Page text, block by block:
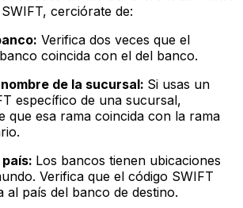
cerciórate de:
Verifica dos veces que el
coincida con el del banco.
de la sucursal: Si usas un
específico de una sucursal,
que esa rama coincida con la rama
Los bancos tienen ubicaciones
Verifica que el código SWIFT
al país del banco de destino.